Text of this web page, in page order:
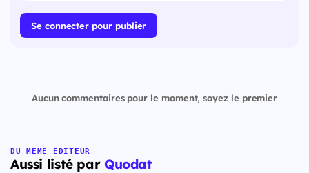
Se connecter pour publier
Aucun commentaires pour le moment, soyez le premier
DU MÊME ÉDITEUR
Aussi listé par Quodat